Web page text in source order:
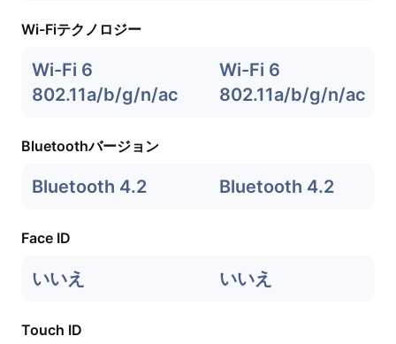
Wi-Fiテクノロジー
Wi-Fi 6
802.11a/b/g/n/ac
Wi-Fi 6
802.11a/b/g/n/ac
Bluetoothバージョン
Bluetooth 4.2 Bluetooth 4.2
Face ID
いいえ いいえ
Touch ID